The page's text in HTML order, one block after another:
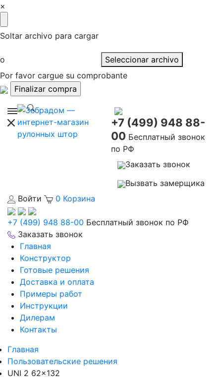
×
Soltar archivo para cargar
o
Seleccionar archivo
Por favor cargue su comprobante
+7 (499) 948 88-
00 Бесплатный звонок
по РФ
Заказать звонок
Вызвать замерщика
Войти
0 Корзина
+7 (499) 948 88-00 Бесплатный звонок по РФ
Заказать звонок
Главная
Конструктор
Готовые решения
Доставка и оплата
Примеры работ
Инструкции
Дилерам
Контакты
Главная
Пользовательские решения
UNI 2 62×132